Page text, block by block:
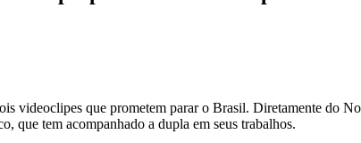
videoclipes que prometem parar o Brasil. Diretamente do
que tem acompanhado a dupla em seus trabalhos.